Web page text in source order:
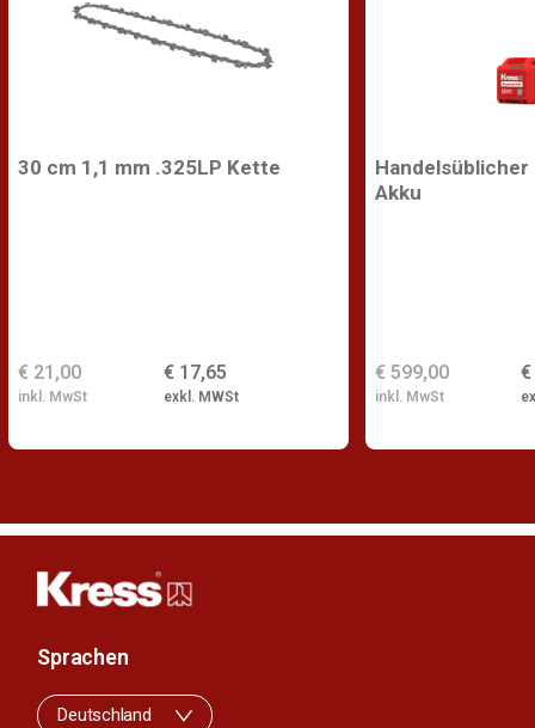
30 cm 1,1 mm .325LP Kette
€ 17,65
exkl. MWSt
€ 21,00
inkl. MwSt
Handelsüblicher
Akku
€
€ 599,00
inkl. MwSt
Sprachen
Deutschland